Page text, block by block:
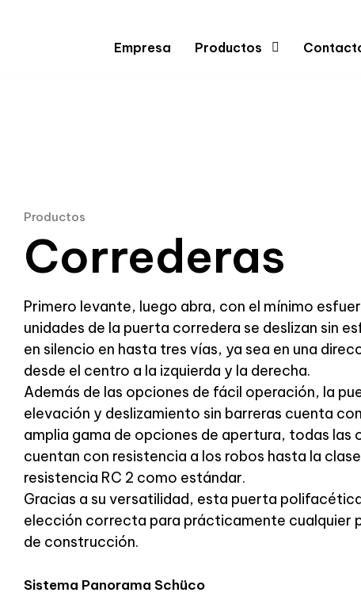
Empresa Productos
Productos
Correderas
Primero levante, luego abra, con el mínimo
unidades de la puerta corredera se deslizan sin
en silencio en hasta tres vías, ya sea en una
desde el centro a la izquierda y la derecha.
Además de las opciones de fácil operación, la
elevación y deslizamiento sin barreras cuenta
amplia gama de opciones de apertura, todas las
cuentan con resistencia a los robos hasta la
resistencia RC 2 como estándar.
Gracias a su versatilidad, esta puerta
elección correcta para prácticamente cualquier
de construcción.
Sistema Panorama Schüco